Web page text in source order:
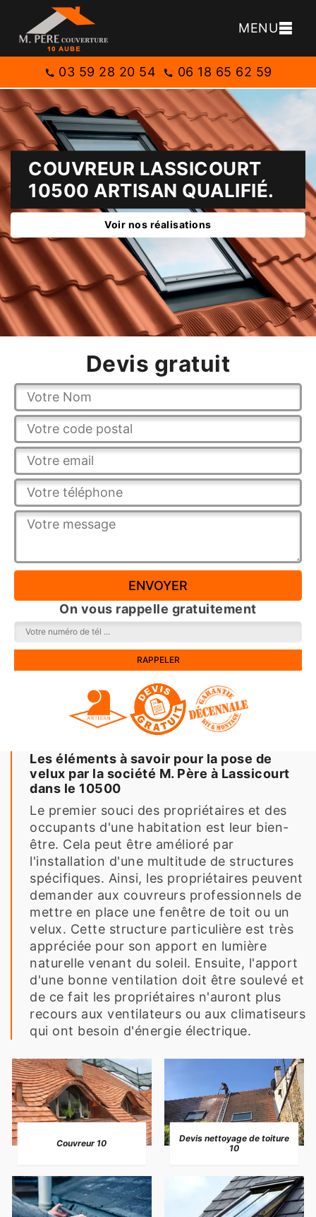
MENU
03 59 28 20 54 06 18 65 62 59
COUVREUR LASSICOURT
10500 ARTISAN QUALIFIÉ.
Voir nos réalisations
Devis gratuit
On vous rappelle gratuitement
Les éléments à savoir pour la pose de
velux par la société M. Père à Lassicourt
dans le 10500
Le premier souci des propriétaires et des
occupants d'une habitation est leur bien-
être. Cela peut être amélioré par
l'installation d'une multitude de structures
spécifiques. Ainsi, les propriétaires peuvent
demander aux couvreurs professionnels de
mettre en place une fenêtre de toit ou un
velux. Cette structure particulière est très
appréciée pour son apport en lumière
naturelle venant du soleil. Ensuite, l'apport
d'une bonne ventilation doit être soulevé et
de ce fait les propriétaires n'auront plus
recours aux ventilateurs ou aux climatiseurs
qui ont besoin d'énergie électrique.
Couvreur 10
Devis nettoyage de toiture
10